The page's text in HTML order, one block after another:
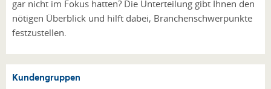
gar nicht im Fokus hatten? Die Unterteilung gibt Ihnen den
nötigen Überblick und hilft dabei, Branchenschwerpunkte
festzustellen.
Kundengruppen